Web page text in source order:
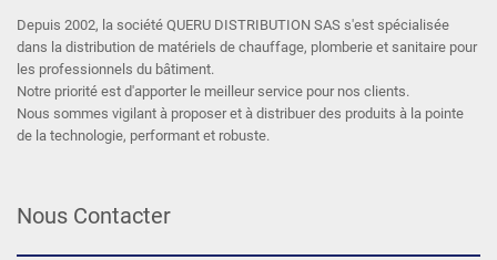
Depuis 2002, la société QUERU DISTRIBUTION SAS s'est spécialisée
dans la distribution de matériels de chauffage, plomberie et sanitaire pour
les professionnels du bâtiment.
Notre priorité est d'apporter le meilleur service pour nos clients.
Nous sommes vigilant à proposer et à distribuer des produits à la pointe
de la technologie, performant et robuste.
Nous Contacter